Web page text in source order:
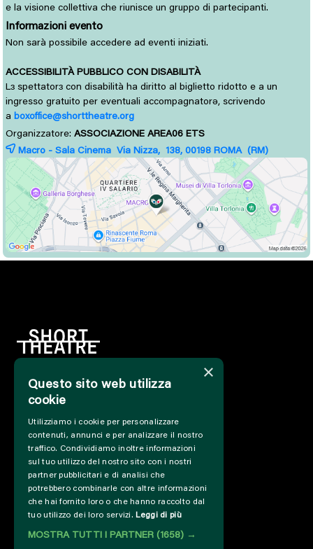
e la visione collettiva che riunisce un gruppo di partecipanti.
Informazioni evento
Non sarà possibile accedere ad eventi iniziati.
ACCESSIBILITÀ PUBBLICO CON DISABILITÀ
Lɜ spettatorɜ con disabilità ha diritto al biglietto ridotto e a un
ingresso gratuito per eventuali accompagnatorə, scrivendo
a boxoffice@shorttheatre.org
Organizzatore: ASSOCIAZIONE AREA06 ETS
Macro - Sala Cinema Via Nizza, 138, 00198 ROMA (RM)
HOME
SOSTIENICI
PRESS&PROFESSIONAL
CHI SIAMO
PARTNER
PROGETTI E COLLABORAZIONI
CUT / ANALOGUE
ARCHIVIO
×
Questo sito web utilizza
cookie
Utilizziamo i cookie per personalizzare
contenuti, annunci e per analizzare il nostro
traffico. Condividiamo inoltre informazioni
sul tuo utilizzo del nostro sito con i nostri
partner pubblicitari e di analisi che
potrebbero combinarle con altre informazioni
che hai fornito loro o che hanno raccolto dal
tuo utilizzo dei loro servizi. Leggi di più
MOSTRA TUTTI I PARTNER (1658) →